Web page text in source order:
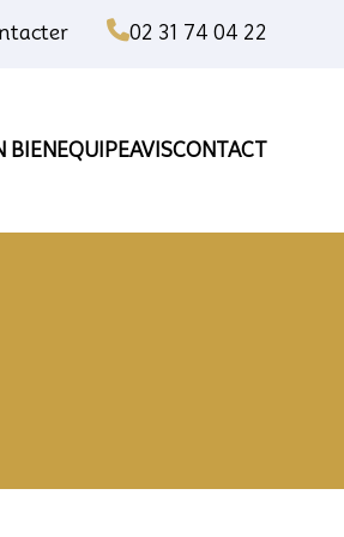
02 31 74 04 22
BIEN EQUIPEAVISCONTACT